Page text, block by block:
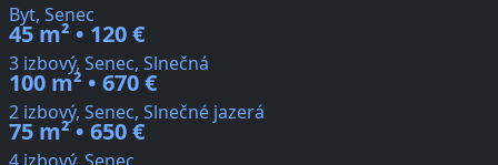
Byt, Senec
45 m² • 120 €
3 izbový, Senec, Slnečná
100 m² • 670 €
2 izbový, Senec, Slnečné jazerá
75 m² • 650 €